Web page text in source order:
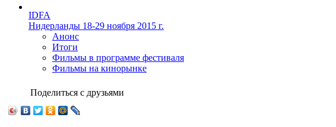
IDFA
Нидерланды 18-29 ноября 2015 г.
Анонс
Итоги
Фильмы в программе фестиваля
Фильмы на кинорынке
Поделиться с друзьями